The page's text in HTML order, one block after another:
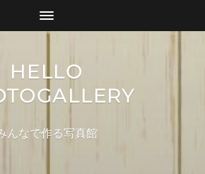
HELLO
んなで作る写真館